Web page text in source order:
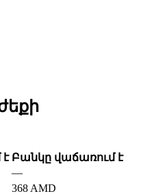
է Բանկը վաճառում է
—
368 AMD